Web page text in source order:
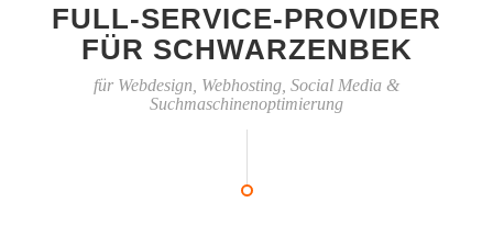
FULL-SERVICE-PROVIDER
FÜR SCHWARZENBEK
für Webdesign, Webhosting, Social Media &
Suchmaschinenoptimierung